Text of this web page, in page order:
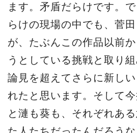
ます。矛盾だらけです。
らけの現場の中でも、菅
が、たぶんこの作品以前
うとしている挑戦と取り
論見を超えてさらに新しい
れたと思います。そして
と漣も葵も、それぞれあ
た人たちだったんだろう